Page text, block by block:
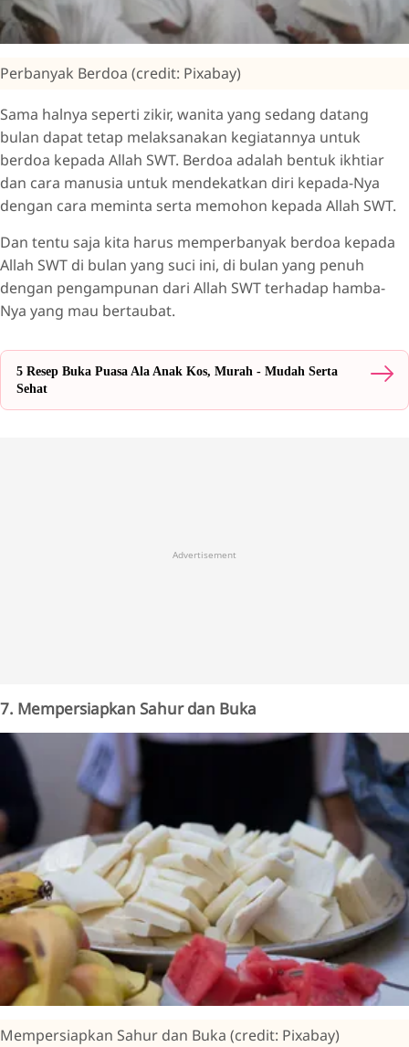
Perbanyak Berdoa (credit: Pixabay)
Sama halnya seperti zikir, wanita yang sedang datang
bulan dapat tetap melaksanakan kegiatannya untuk
berdoa kepada Allah SWT. Berdoa adalah bentuk ikhtiar
dan cara manusia untuk mendekatkan diri kepada-Nya
dengan cara meminta serta memohon kepada Allah SWT.
Dan tentu saja kita harus memperbanyak berdoa kepada
Allah SWT di bulan yang suci ini, di bulan yang penuh
dengan pengampunan dari Allah SWT terhadap hamba-
Nya yang mau bertaubat.
5 Resep Buka Puasa Ala Anak Kos, Murah - Mudah Serta
Sehat
Advertisement
7. Mempersiapkan Sahur dan Buka
Mempersiapkan Sahur dan Buka (credit: Pixabay)